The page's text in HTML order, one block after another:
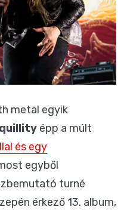
metal egyik
épp a múlt
és egy
egyből
turné
érkező 13. album,